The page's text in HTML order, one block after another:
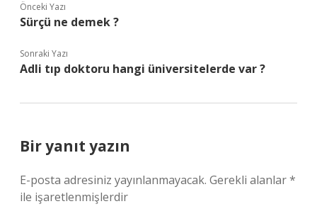
Önceki Yazı
Sürçü ne demek ?
Sonraki Yazı
Adli tıp doktoru hangi üniversitelerde var ?
Bir yanıt yazın
E-posta adresiniz yayınlanmayacak. Gerekli alanlar*
ile işaretlenmişlerdir